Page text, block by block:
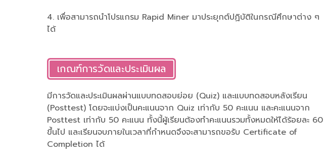
4. เพื่อสามารถนำโปรแกรม Rapid Miner มาประยุกต์ปฏิบัติในกรณีศึกษาต่าง ๆ
ได้
เกณฑ์การวัดและประเมินผล
มีการวัดและประเมินผลผ่านแบบทดสอบย่อย (Quiz) และแบบทดสอบหลังเรียน
(Posttest) โดยจะแบ่งเป็นคะแนนจาก Quiz เท่ากับ 50 คะแนน และคะแนนจาก
Posttest เท่ากับ 50 คะแนน ทั้งนี้ผู้เรียนต้องทำคะแนนรวมทั้งหมดให้ได้ร้อยละ 60
ขึ้นไป และเรียนจบภายในเวลาที่กำหนดจึงจะสามารถขอรับ Certificate of
Completion ได้